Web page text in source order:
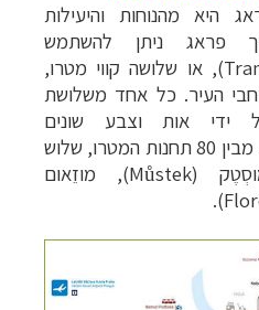
היא מהנוחות והיעילות
פראג ניתן להשתמש
או שלושה קווי מטרו,
כל אחד משלושת
ידי אות וצבע שונים
אדום). מבין 80 תחנות המטרו, שלוש
(Můstek)
, מוזֵאום
).